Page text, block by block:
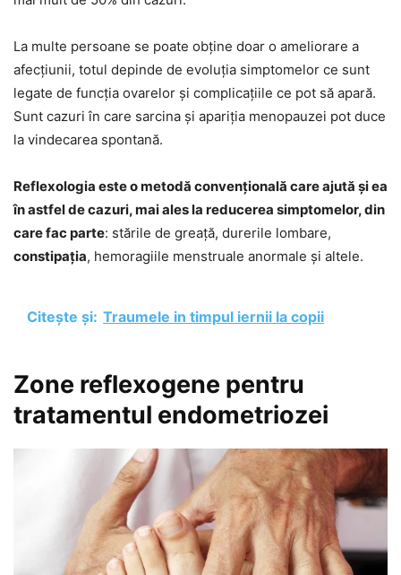
La multe persoane se poate obține doar o ameliorare a
afecțiunii, totul depinde de evoluția simptomelor ce sunt
legate de funcția ovarelor și complicațiile ce pot să apară.
Sunt cazuri în care sarcina și apariția menopauzei pot duce
la vindecarea spontană.
Reflexologia este o metodă convențională care ajută și ea
în astfel de cazuri, mai ales la reducerea simptomelor, din
care fac parte: stările de greață, durerile lombare,
constipația, hemoragiile menstruale anormale și altele.
Citește și: Traumele in timpul iernii la copii
Zone reflexogene pentru
tratamentul endometriozei